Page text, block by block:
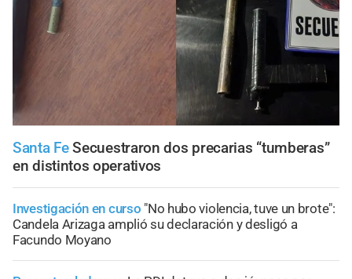
Santa Fe Secuestraron dos precarias “tumberas”
en distintos operativos
Investigación en curso "No hubo violencia, tuve un brote":
Candela Arizaga amplió su declaración y desligó a
Facundo Moyano